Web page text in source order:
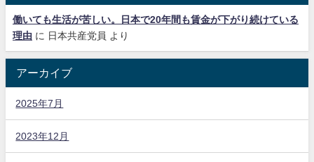
働いても生活が苦しい。日本で20年間も賃金が下がり続けている
理由 に 日本共産党員 より
アーカイブ
2025年7月
2023年12月